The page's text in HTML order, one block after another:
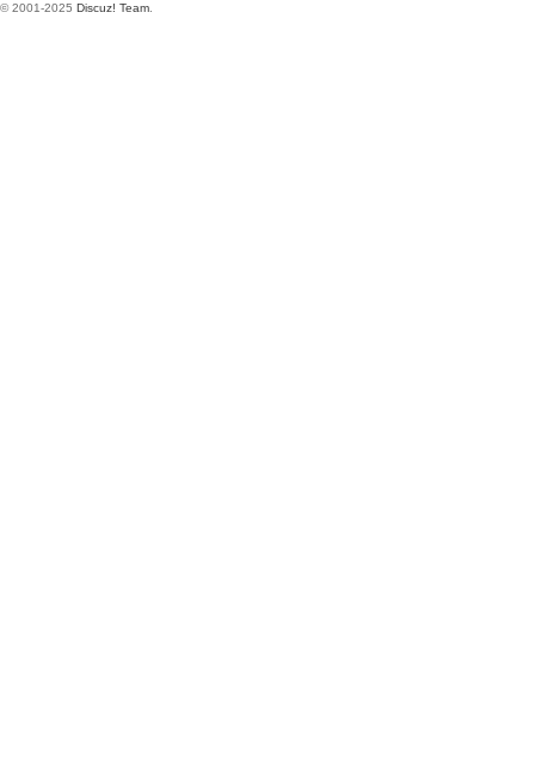
© 2001-2025 Discuz! Team